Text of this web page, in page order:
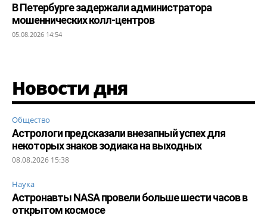
В Петербурге задержали администратора
мошеннических колл-центров
05.08.2026 14:54
Новости дня
Общество
Астрологи предсказали внезапный успех для
некоторых знаков зодиака на выходных
08.08.2026 15:38
Наука
Астронавты NASA провели больше шести часов в
открытом космосе